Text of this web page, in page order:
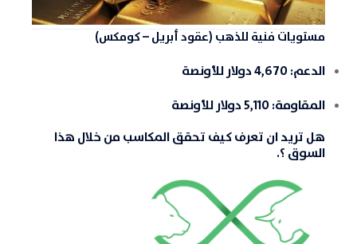
مستويات فنية للذهب (عقود أبريل – كومكس)
الدعم:
المقاومة:
هل تريد ان تعرف كيف تحقق المكاسب من خلال هذا
السوق ؟.